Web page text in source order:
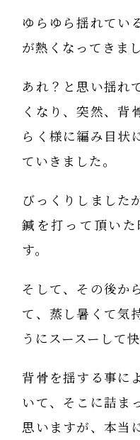
ゆらゆら揺れてい
が熱くなってきまし
あれ？と思い揺れ
くなり、突然、背
らく様に編み目状
ていきました。
びっくりしました
鍼を打って頂い
す。
そして、その後か
て、蒸し暑くて気
うにスースーして
背骨を揺する事に
いて、そこに詰ま
思いますが、本当